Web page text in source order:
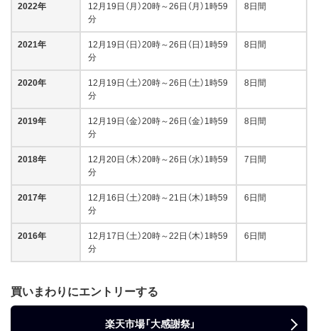
2022年
12月19日（月）20時～26日（月）1時59
分
8日間
2021年
12月19日（日）20時～26日（日）1時59
分
8日間
2020年
12月19日（土）20時～26日（土）1時59
分
8日間
2019年
12月19日（金）20時～26日（金）1時59
分
8日間
2018年
12月20日（木）20時～26日（水）1時59
分
7日間
2017年
12月16日（土）20時～21日（木）1時59
分
6日間
2016年
12月17日（土）20時～22日（木）1時59
分
6日間
買いまわりにエントリーする
楽天市場「大感謝祭」